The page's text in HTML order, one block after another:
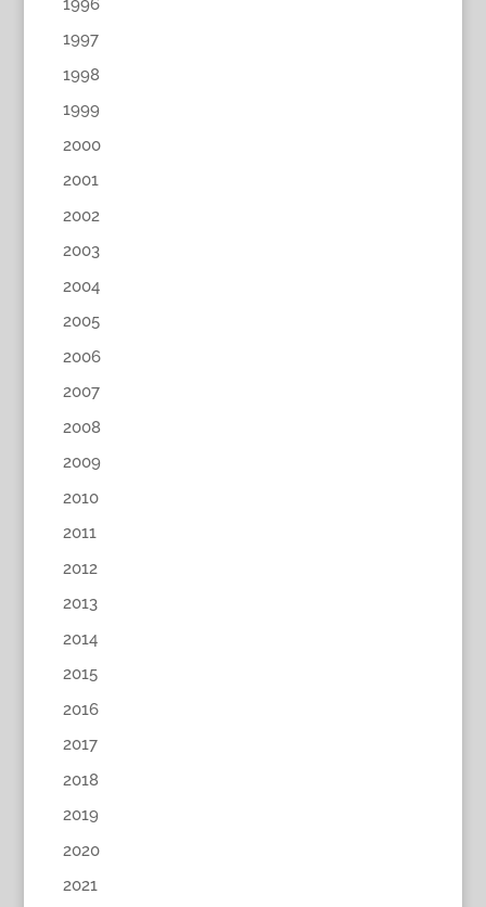
1997
1998
1999
2000
2001
2002
2003
2004
2005
2006
2007
2008
2009
2010
2011
2012
2013
2014
2015
2016
2017
2018
2019
2020
2021